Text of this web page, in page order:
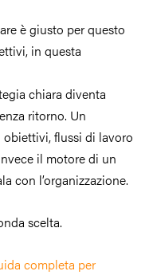
è giusto per questo
in questa
chiara diventa
ritorno. Un
flussi di lavoro
il motore di un
con l’organizzazione.
scelta.
completa per